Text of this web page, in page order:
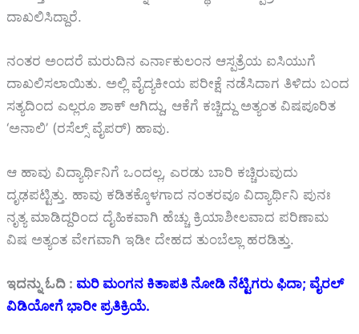
ದಾಖಲಿಸಿದ್ದಾರೆ.
ನಂತರ ಅಂದರೆ ಮರುದಿನ ಎರ್ನಾಕುಲಂನ ಆಸ್ಪತ್ರೆಯ ಐಸಿಯುಗೆ
ದಾಖಲಿಸಲಾಯಿತು. ಅಲ್ಲಿ ವೈದ್ಯಕೀಯ ಪರೀಕ್ಷೆ ನಡೆಸಿದಾಗ ತಿಳಿದು ಬಂದ
ಸತ್ಯದಿಂದ ಎಲ್ಲರೂ ಶಾಕ್‌ ಆಗಿದ್ದು, ಆಕೆಗೆ ಕಚ್ಚಿದ್ದು ಅತ್ಯಂತ ವಿಷಪೂರಿತ
‘ಅನಾಲಿ’ (ರಸೆಲ್ಸ್ ವೈಪರ್) ಹಾವು.
ಆ ಹಾವು ವಿದ್ಯಾರ್ಥಿನಿಗೆ ಒಂದಲ್ಲ, ಎರಡು ಬಾರಿ ಕಚ್ಚಿರುವುದು
ದೃಢಪಟ್ಟಿತ್ತು. ಹಾವು ಕಡಿತಕ್ಕೊಳಗಾದ ನಂತರವೂ ವಿದ್ಯಾರ್ಥಿನಿ ಪುನಃ
ನೃತ್ಯ ಮಾಡಿದ್ದರಿಂದ ದೈಹಿಕವಾಗಿ ಹೆಚ್ಚು ಕ್ರಿಯಾಶೀಲವಾದ ಪರಿಣಾಮ
ವಿಷ ಅತ್ಯಂತ ವೇಗವಾಗಿ ಇಡೀ ದೇಹದ ತುಂಬೆಲ್ಲಾ ಹರಡಿತ್ತು.
ಇದನ್ನು ಓದಿ : ಮರಿ ಮಂಗನ ಕಿತಾಪತಿ ನೋಡಿ ನೆಟ್ಟಿಗರು ಫಿದಾ; ವೈರಲ್
ವಿಡಿಯೋಗೆ ಭಾರೀ ಪ್ರತಿಕ್ರಿಯೆ.